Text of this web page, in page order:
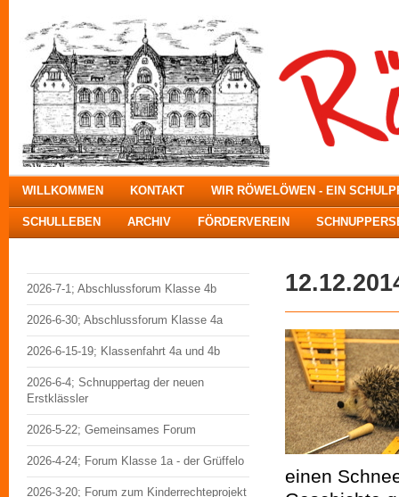
WILLKOMMEN KONTAKT WIR RÖWELÖWEN - EIN
SCHULLEBEN ARCHIV FÖRDERVEREIN
2026-7-1; Abschlussforum Klasse 4b
2026-6-30; Abschlussforum Klasse 4a
2026-6-15-19; Klassenfahrt 4a und 4b
2026-6-4; Schnuppertag der neuen
Erstklässler
2026-5-22; Gemeinsames Forum
2026-4-24; Forum Klasse 1a - der Grüffelo
2026-3-20; Forum zum Kinderrechteprojekt
einen